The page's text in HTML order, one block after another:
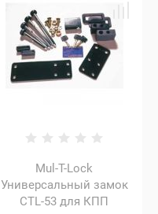
Mul-T-Lock
Универсальный замок
CTL-53 для КПП